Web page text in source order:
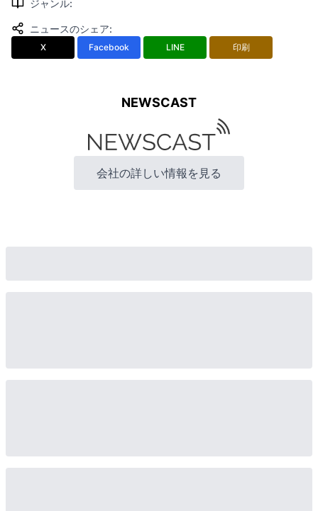
ジャンル:
ニュースのシェア:
X Facebook LINE 印刷
NEWSCAST
会社の詳しい情報を見る